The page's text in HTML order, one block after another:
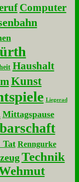
Computer
Haushalt
Kunst
Liegerad
Mittagspause
Tat Renngurke
Technik